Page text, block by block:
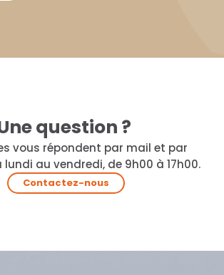
question ?
vous répondent par mail et par
au vendredi, de 9h00 à 17h00.
Contactez-nous